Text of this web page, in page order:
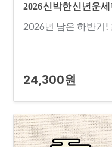
2026 신박한 신년운세
2026년 남은 하반기!
24,300원